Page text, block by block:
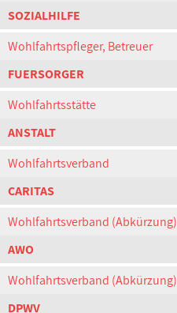
SOZIALHILFE
Wohlfahrtspfleger, Betreuer
FUERSORGER
Wohlfahrtsstätte
ANSTALT
Wohlfahrtsverband
CARITAS
Wohlfahrtsverband (Abkürzung)
AWO
Wohlfahrtsverband (Abkürzung)
DPWV